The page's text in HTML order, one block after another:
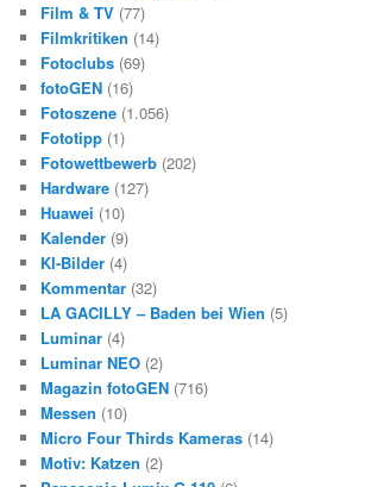
Film & TV (77)
Filmkritiken (14)
Fotoclubs (69)
fotoGEN (16)
Fotoszene (1.056)
Fototipp (1)
Fotowettbewerb (202)
Hardware (127)
Huawei (10)
Kalender (9)
KI-Bilder (4)
Kommentar (32)
LA GACILLY – Baden bei Wien (5)
Luminar (4)
Luminar NEO (2)
Magazin fotoGEN (716)
Messen (10)
Micro Four Thirds Kameras (14)
Motiv: Katzen (2)